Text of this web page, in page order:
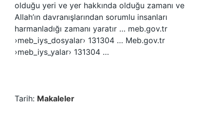
olduğu yeri ve yer hakkında olduğu zamanı ve
Allah’ın davranışlarından sorumlu insanları
harmanladığı zamanı yaratır … meb.gov.tr ​​
›meb_iys_dosyalar› 131304 … Meb.gov.tr ​​
›meb_iys_yalar› 131304 …
Tarih: Makaleler